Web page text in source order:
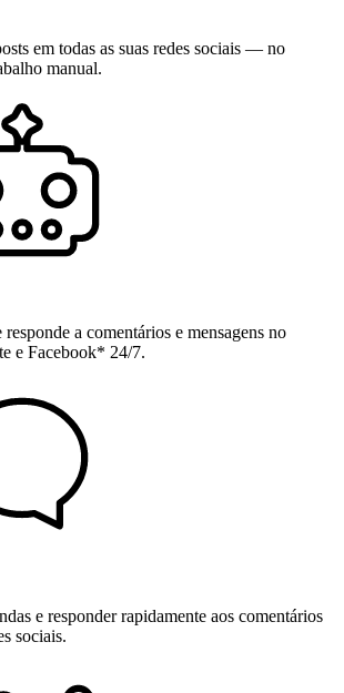
em todas as suas redes sociais — no
manual.
a comentários e mensagens no
e Facebook* 24/7.
e responder rapidamente aos comentários
sociais.